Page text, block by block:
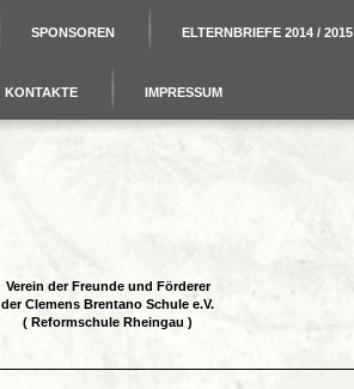
SPONSOREN ELTERNBRIEFE 2014 / 2015
KONTAKTE IMPRESSUM
Verein der Freunde und Förderer
der Clemens Brentano Schule e.V.
( Reformschule Rheingau )